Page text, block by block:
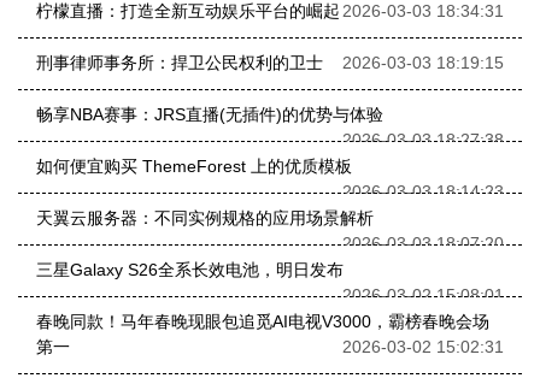
柠檬直播：打造全新互动娱乐平台的崛起 2026-03-03 18:34:31
刑事律师事务所：捍卫公民权利的卫士 2026-03-03 18:19:15
畅享NBA赛事：JRS直播(无插件)的优势与体验
2026-03-03 18:27:38
如何便宜购买 ThemeForest 上的优质模板
2026-03-03 18:14:23
天翼云服务器：不同实例规格的应用场景解析
2026-03-03 18:07:20
三星Galaxy S26全系长效电池，明日发布
2026-03-02 15:08:01
春晚同款！马年春晚现眼包追觅AI电视V3000，霸榜春晚会场
第一
2026-03-02 15:02:31